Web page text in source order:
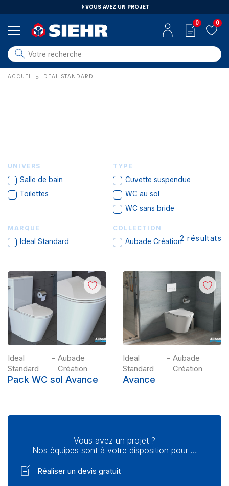
VOUS AVEZ UN PROJET
salle de bain
carrelage
0 0
ACCUEIL » IDEAL STANDARD
UNIVERS
Salle de bain
Toilettes
TYPE
Cuvette suspendue
WC au sol
WC sans bride
MARQUE
Ideal Standard
COLLECTION
Aubade Création2 résultats
Ideal
Standard
- Aubade
Création
Pack WC sol Avance
Ideal
Standard
- Aubade
Création
Avance
Vous avez un projet ?
Nos équipes sont à votre disposition pour …
Réaliser un devis gratuit